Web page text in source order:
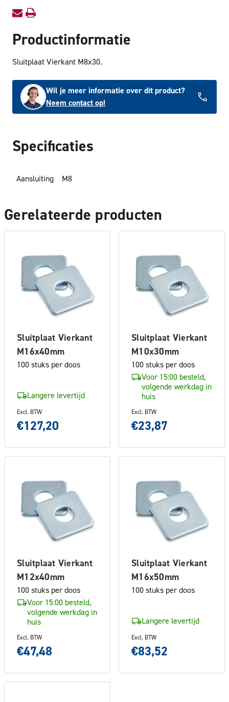
Productinformatie
Sluitplaat Vierkant M8x30.
Wil je meer informatie over dit product?
Neem contact op!
Specificaties
Aansluiting M8
Gerelateerde producten
Sluitplaat Vierkant
M16x40mm
100 stuks per doos
Langere levertijd
Excl. BTW
€127,20
Sluitplaat Vierkant
M10x30mm
100 stuks per doos
Voor 15:00 besteld,
volgende werkdag in
huis
Excl. BTW
€23,87
Sluitplaat Vierkant
M12x40mm
100 stuks per doos
Voor 15:00 besteld,
volgende werkdag in
huis
Excl. BTW
€47,48
Sluitplaat Vierkant
M16x50mm
100 stuks per doos
Langere levertijd
Excl. BTW
€83,52